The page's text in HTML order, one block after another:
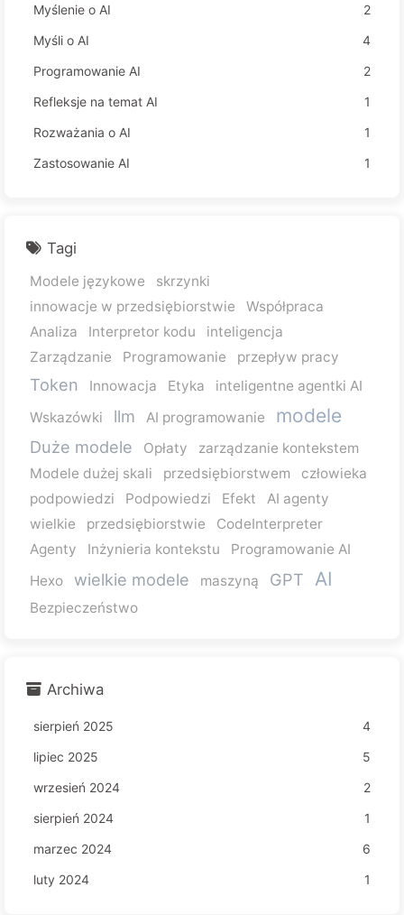
Myślenie o AI
2
Myśli o AI
4
Programowanie AI
2
Refleksje na temat AI
1
Rozważania o AI
1
Zastosowanie AI
1
Tagi
Modele językowe
skrzynki
innowacje w przedsiębiorstwie
Współpraca
Analiza
Interpretor kodu
inteligencja
Zarządzanie
Programowanie przepływ pracy
Token Innowacja Etyka
inteligentne agentki AI
Wskazówki
llm AI programowanie modele
Duże modele Opłaty
zarządzanie kontekstem
Modele dużej skali
przedsiębiorstwem
człowieka
podpowiedzi
Podpowiedzi Efekt
AI agenty
wielkie
przedsiębiorstwie
CodeInterpreter
Agenty
Inżynieria kontekstu
Programowanie AI
Hexo
wielkie modele maszyną GPT AI
Bezpieczeństwo
Archiwa
sierpień 2025
4
lipiec 2025
5
wrzesień 2024
2
sierpień 2024
1
marzec 2024
6
luty 2024
1